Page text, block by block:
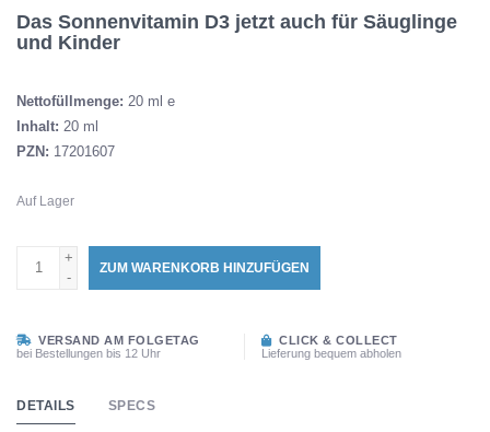
Das Sonnenvitamin D3 jetzt auch für Säuglinge
und Kinder
Nettofüllmenge: 20 ml e
Inhalt: 20 ml
PZN: 17201607
Auf Lager
+
-
ZUM WARENKORB HINZUFÜGEN
VERSAND AM FOLGETAG
bei Bestellungen bis 12 Uhr
CLICK & COLLECT
Lieferung bequem abholen
DETAILS SPECS